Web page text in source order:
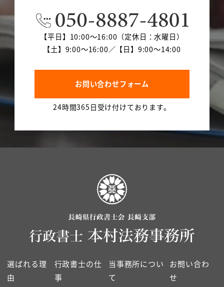
【平日】10:00～16:00（定休日：水曜日）
【土】9:00～16:00／【日】9:00～14:00
お問い合わせフォーム
24時間365日受け付けております。
選ばれる理
由
行政書士の仕
事
当事務所につい
て
お問い合わ
せ